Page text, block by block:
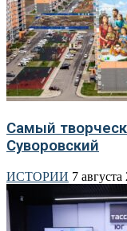
Самый
Суворовский
ИСТОРИИ 7 августа